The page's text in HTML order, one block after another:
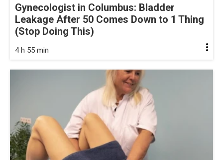
Gynecologist in Columbus: Bladder
Leakage After 50 Comes Down to 1 Thing
(Stop Doing This)
4 h 55 min